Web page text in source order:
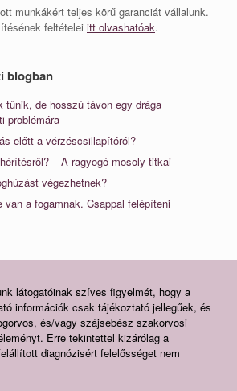
munkákért teljes körű garanciát vállalunk.
feltételei itt olvashatóak.
blogban
tűnik, de hosszú távon egy drága
problémára
előtt a vérzéscsillapítóról?
– A ragyogó mosoly titkai
végezhetnek?
van a fogamnak. Csappal felépíteni
látogatóinak szíves figyelmét, hogy a
információk csak tájékoztató jellegűek, és
és/vagy szájsebész szakorvosi
Erre tekintettel kizárólag a
diagnózisért felelősséget nem